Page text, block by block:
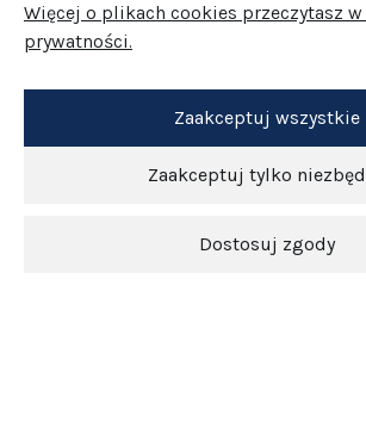
Więcej o plikach cookies przeczytasz
prywatności.
Zaakceptuj tylko
Dostosuj zgody
Zaakceptuj wszystkie